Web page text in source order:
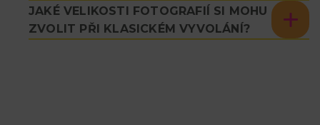
JAKÉ VELIKOSTI FOTOGRAFIÍ SI MOHU
ZVOLIT PŘI KLASICKÉM VYVOLÁNÍ?